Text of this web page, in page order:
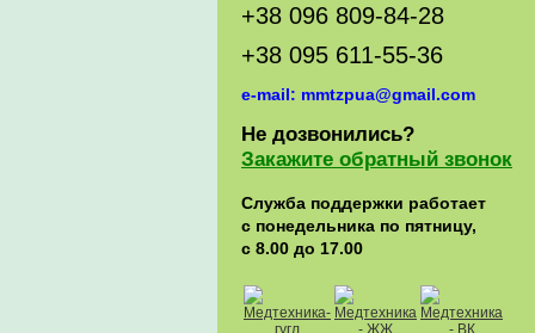
+38 096 809-84-28
+38 095 611-55-36
e-mail: mmtzpua@gmail.com
Не дозвонились?
Закажите обратный звонок
Служба поддержки работает
с понедельника по пятницу,
с 8.00 до 17.00